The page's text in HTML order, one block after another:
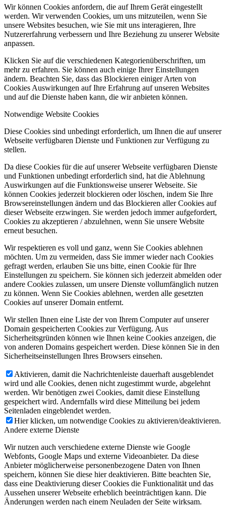
Wir können Cookies anfordern, die auf Ihrem Gerät eingestellt
werden. Wir verwenden Cookies, um uns mitzuteilen, wenn Sie
unsere Websites besuchen, wie Sie mit uns interagieren, Ihre
Nutzererfahrung verbessern und Ihre Beziehung zu unserer Website
anpassen.
Klicken Sie auf die verschiedenen Kategorienüberschriften, um
mehr zu erfahren. Sie können auch einige Ihrer Einstellungen
ändern. Beachten Sie, dass das Blockieren einiger Arten von
Cookies Auswirkungen auf Ihre Erfahrung auf unseren Websites
und auf die Dienste haben kann, die wir anbieten können.
Notwendige Website Cookies
Diese Cookies sind unbedingt erforderlich, um Ihnen die auf unserer
Webseite verfügbaren Dienste und Funktionen zur Verfügung zu
stellen.
Da diese Cookies für die auf unserer Webseite verfügbaren Dienste
und Funktionen unbedingt erforderlich sind, hat die Ablehnung
Auswirkungen auf die Funktionsweise unserer Webseite. Sie
können Cookies jederzeit blockieren oder löschen, indem Sie Ihre
Browsereinstellungen ändern und das Blockieren aller Cookies auf
dieser Webseite erzwingen. Sie werden jedoch immer aufgefordert,
Cookies zu akzeptieren / abzulehnen, wenn Sie unsere Website
erneut besuchen.
Wir respektieren es voll und ganz, wenn Sie Cookies ablehnen
möchten. Um zu vermeiden, dass Sie immer wieder nach Cookies
gefragt werden, erlauben Sie uns bitte, einen Cookie für Ihre
Einstellungen zu speichern. Sie können sich jederzeit abmelden oder
andere Cookies zulassen, um unsere Dienste vollumfänglich nutzen
zu können. Wenn Sie Cookies ablehnen, werden alle gesetzten
Cookies auf unserer Domain entfernt.
Wir stellen Ihnen eine Liste der von Ihrem Computer auf unserer
Domain gespeicherten Cookies zur Verfügung. Aus
Sicherheitsgründen können wie Ihnen keine Cookies anzeigen, die
von anderen Domains gespeichert werden. Diese können Sie in den
Sicherheitseinstellungen Ihres Browsers einsehen.
Aktivieren, damit die Nachrichtenleiste dauerhaft ausgeblendet
wird und alle Cookies, denen nicht zugestimmt wurde, abgelehnt
werden. Wir benötigen zwei Cookies, damit diese Einstellung
gespeichert wird. Andernfalls wird diese Mitteilung bei jedem
Seitenladen eingeblendet werden.
Hier klicken, um notwendige Cookies zu aktivieren/deaktivieren.
Andere externe Dienste
Wir nutzen auch verschiedene externe Dienste wie Google
Webfonts, Google Maps und externe Videoanbieter. Da diese
Anbieter möglicherweise personenbezogene Daten von Ihnen
speichern, können Sie diese hier deaktivieren. Bitte beachten Sie,
dass eine Deaktivierung dieser Cookies die Funktionalität und das
Aussehen unserer Webseite erheblich beeinträchtigen kann. Die
Änderungen werden nach einem Neuladen der Seite wirksam.